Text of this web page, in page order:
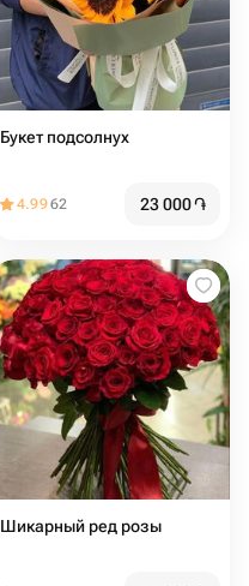
Букет подсолнух
4.9962 23 000֏
Шикарный ред розы